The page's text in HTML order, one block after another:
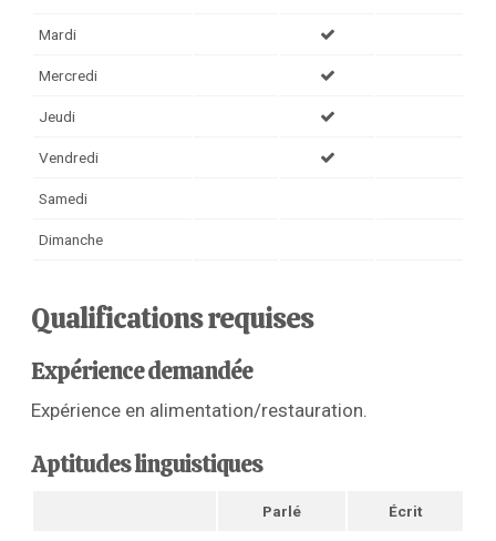
Mardi
Mercredi
Jeudi
Vendredi
Samedi
Dimanche
Qualifications requises
Expérience demandée
Expérience en alimentation/restauration.
Aptitudes linguistiques
Parlé Écrit